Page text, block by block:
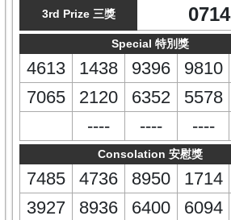
3rd Prize 三獎 0714
Special 特別獎
4613 1438 9396 9810
7065
2120 6352 5578
----
---- ----
Consolation 安慰獎
7485 4736 8950 1714
3927
8936 6400 6094